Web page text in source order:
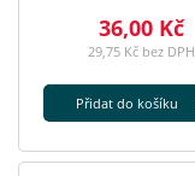
36,00 Kč
29,75 Kč bez DPH
Přidat do košíku